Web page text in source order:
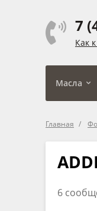
7
Как
Масла
Главная
6